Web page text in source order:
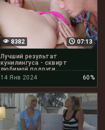
07:13
8382
Лучший результат
кунилингуса - сквирт
любимой подруги
14 Янв 2024
60%